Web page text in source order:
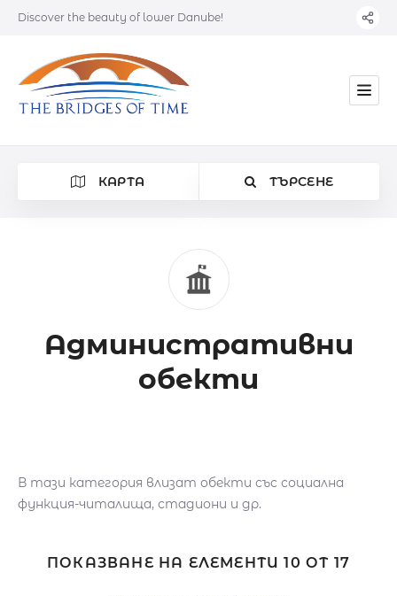
Discover the beauty of lower Danube!
КАРТА ТЪРСЕНЕ
Местоположение
Търсене
Административни
обекти
В тази категория влизат обекти със социална
функция-читалища, стадиони и др.
ПОКАЗВАНЕ НА ЕЛЕМЕНТИ 10 ОТ 17